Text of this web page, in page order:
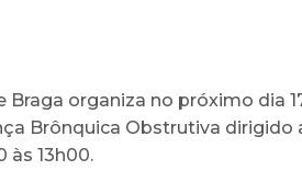
organiza no próximo dia
Brônquica Obstrutiva
às 13h00.